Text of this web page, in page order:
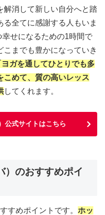
解消して新しい自分へと踏
全てに感謝する人もいま
せになるための1時間で
までも豊かになっていき
ヨガを通してひとりでも多
こめて、質の高いレッス
してくれます。
公式サイトはこちら
）のおすすめポイ
すめポイントです。 ホッ